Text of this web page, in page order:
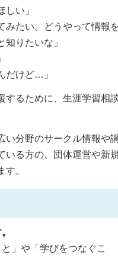
い」
たい。どうやって情報
りたいな」
だけど…」
るために、生涯学習相
分野のサークル情報や
る方の、団体運営や新
す。
。
」や「学びをつなぐこ